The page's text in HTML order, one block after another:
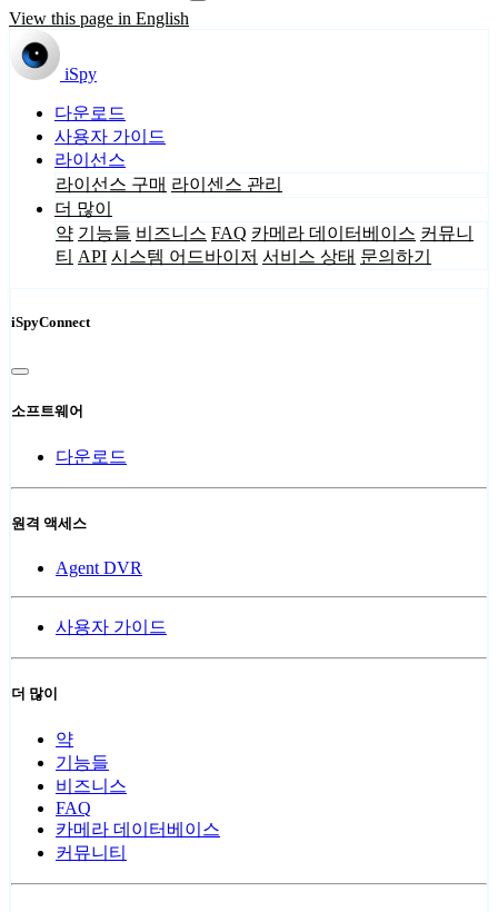
View this page in English
iSpy
다운로드
사용자 가이드
라이선스
라이선스 구매 라이센스 관리
더 많이
약 기능들 비즈니스 FAQ 카메라 데이터베이스 커뮤니
티 API 시스템 어드바이저 서비스 상태 문의하기
iSpyConnect
소프트웨어
다운로드
원격 액세스
Agent DVR
사용자 가이드
더 많이
약
기능들
비즈니스
FAQ
카메라 데이터베이스
커뮤니티